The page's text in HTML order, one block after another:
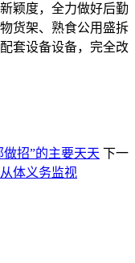
颖度，全力做好后勤
货架、熟食公用盛拆
套设备设备，完全改
招”的主要天天 下一
体义务监视